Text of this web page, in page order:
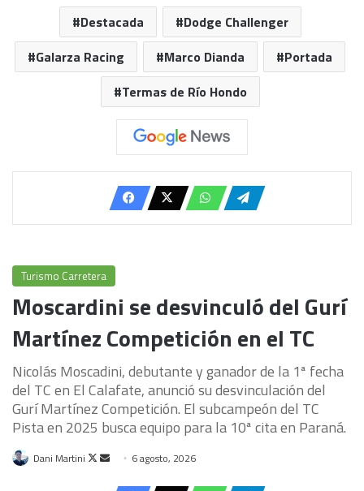
Destacada
Dodge Challenger
Galarza Racing
Marco Dianda
Portada
Termas de Río Hondo